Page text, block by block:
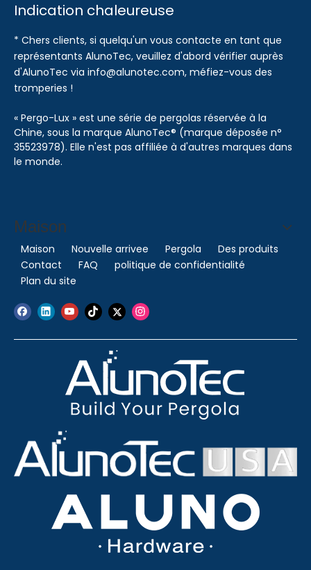
Indication chaleureuse
* Chers clients, si quelqu'un vous contacte en tant que
représentants AlunoTec, veuillez d'abord vérifier auprès
d'AlunoTec via info@alunotec.com, méfiez-vous des
tromperies !
« Pergo-Lux » est une série de pergolas réservée à la
Chine, sous la marque AlunoTec® (marque déposée n°
35523978). Elle n'est pas affiliée à d'autres marques dans
le monde.
Maison
Maison Nouvelle arrivee Pergola
Des produits
Contact
FAQ
politique de confidentialité
Plan du site